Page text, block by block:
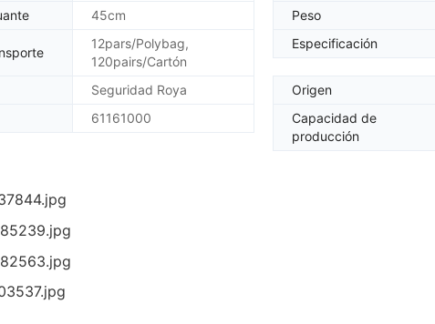
45cm Peso
12pars/Polybag,
120pairs/Cartón
Especificación
Seguridad Roya Origen
61161000
Capacidad de
producción